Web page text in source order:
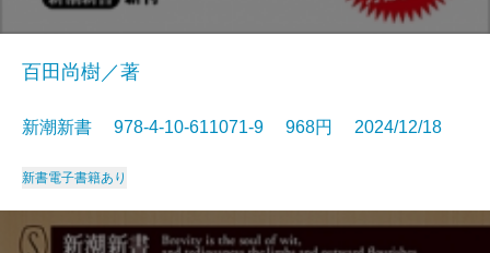
百田尚樹／著
新潮新書 978-4-10-611071-9 968円 2024/12/18
新書電子書籍あり